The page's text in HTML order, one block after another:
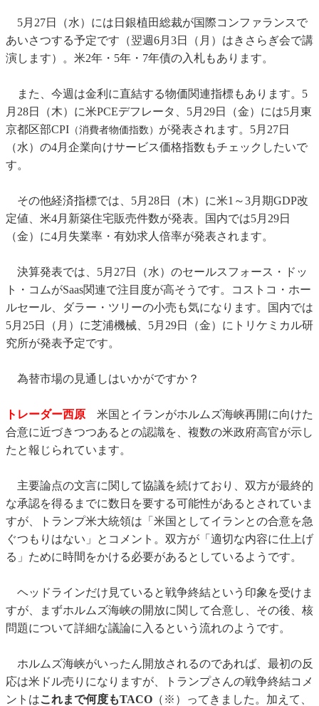
5月27日（水）には日銀植田総裁が国際コンファランスで
あいさつする予定です（翌週6月3日（月）はきさらぎ会で講
演します）。米2年・5年・7年債の入札もあります。
また、今週は金利に直結する物価関連指標もあります。5
月28日（木）に米PCEデフレータ、5月29日（金）には5月東
京都区部CPI （消費者物価指数） が発表されます。5月27日
（水）の4月企業向けサービス価格指数もチェックしたいで
す。
その他経済指標では、5月28日（木）に米1～3月期GDP改
定値、米4月新築住宅販売件数が発表。国内では5月29日
（金）に4月失業率・有効求人倍率が発表されます。
決算発表では、5月27日（水）のセールスフォース・ドッ
ト・コムがSaas関連で注目度が高そうです。コストコ・ホー
ルセール、ダラー・ツリーの小売も気になります。国内では
5月25日（月）に芝浦機械、5月29日（金）にトリケミカル研
究所が発表予定です。
為替市場の見通しはいかがですか？
トレーダー西原 米国とイランがホルムズ海峡再開に向けた
合意に近づきつつあるとの認識を、複数の米政府高官が示し
たと報じられています。
主要論点の文言に関して協議を続けており、双方が最終的
な承認を得るまでに数日を要する可能性があるとされていま
すが、トランプ米大統領は「米国としてイランとの合意を急
ぐつもりはない」とコメント。双方が「適切な内容に仕上げ
る」ために時間をかける必要があるとしているようです。
ヘッドラインだけ見ていると戦争終結という印象を受けま
すが、まずホルムズ海峡の開放に関して合意し、その後、核
問題について詳細な議論に入るという流れのようです。
ホルムズ海峡がいったん開放されるのであれば、最初の反
応は米ドル売りになりますが、トランプさんの戦争終結コメ
ントはこれまで何度もTACO （※）ってきました。加えて、